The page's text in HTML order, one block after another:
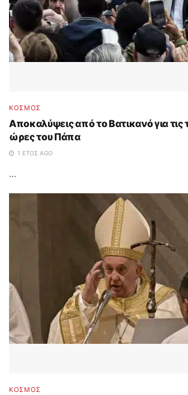
ΚΟΣΜΟΣ
Αποκαλύψεις από το Βατικανό για τις
ώρες του Πάπα
1 ΈΤΟΣ AGO
...
ΚΟΣΜΟΣ